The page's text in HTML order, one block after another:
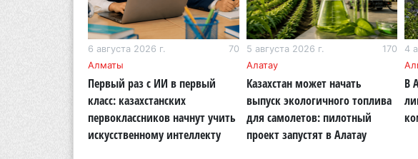
6 августа 2026 г.
70
Алматы
Первый раз с ИИ в первый
класс: казахстанских
первоклассников начнут учить
искусственному интеллекту
5 августа 2026 г.
170
Алатау
Казахстан может начать
выпуск экологичного топлива
для самолетов: пилотный
проект запустят в Алатау
4
В